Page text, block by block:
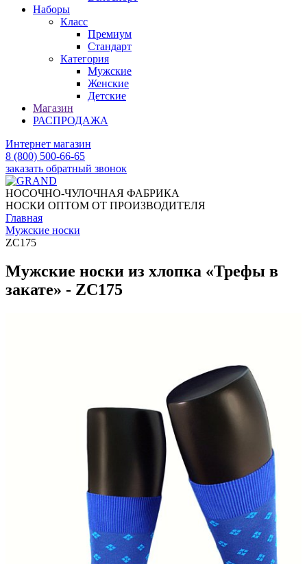
Наборы
Класс
Премиум
Стандарт
Категория
Мужские
Женские
Детские
Магазин
РАСПРОДАЖА
Интернет магазин
8 (800) 500-66-65
заказать обратный звонок
НОСОЧНО-ЧУЛОЧНАЯ ФАБРИКА
НОСКИ ОПТОМ ОТ ПРОИЗВОДИТЕЛЯ
Главная
Мужские носки
ZC175
Мужские носки из хлопка «Трефы в
закате» - ZC175